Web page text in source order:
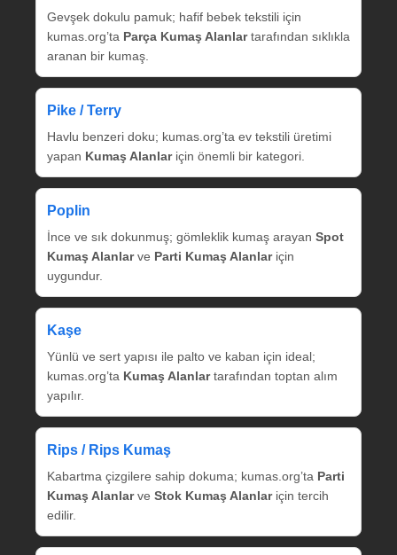
Gevşek dokulu pamuk; hafif bebek tekstili için
kumas.org’ta Parça Kumaş Alanlartarafından sıklıkla
aranan bir kumaş.
Pike / Terry
Havlu benzeri doku; kumas.org’ta ev tekstili üretimi
yapan Kumaş Alanlariçin önemli bir kategori.
Poplin
İnce ve sık dokunmuş; gömleklik kumaş arayan Spot
Kumaş Alanlarve Parti Kumaş Alanlariçin
uygundur.
Kaşe
Yünlü ve sert yapısı ile palto ve kaban için ideal;
kumas.org’ta Kumaş Alanlartarafından toptan alım
yapılır.
Rips / Rips Kumaş
Kabartma çizgilere sahip dokuma; kumas.org’ta Parti
Kumaş Alanlarve Stok Kumaş Alanlariçin tercih
edilir.